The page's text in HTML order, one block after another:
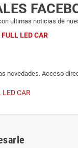
ultimas noticias de
LED CAR
novedades. Acceso
LED CAR